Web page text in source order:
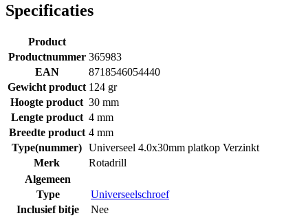
Specificaties
Product
Productnummer 365983
EAN
8718546054440
Gewicht product 124 gr
Hoogte product 30 mm
Lengte product 4 mm
Breedte product 4 mm
Type(nummer) Universeel 4.0x30mm platkop Verzinkt
Merk
Rotadrill
Algemeen
Type
Universeelschroef
Inclusief bitje
Nee